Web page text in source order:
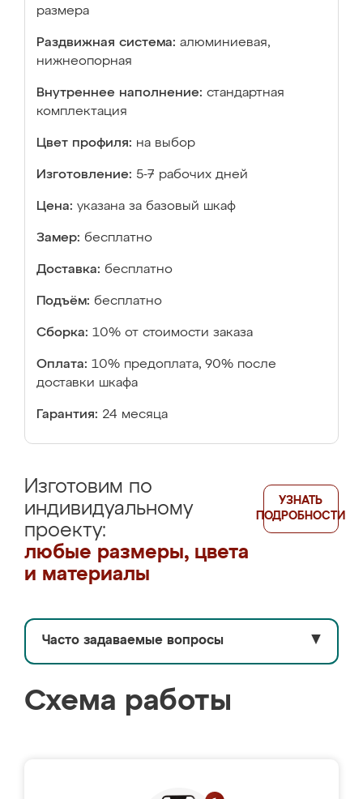
размера
Раздвижная система: алюминиевая,
нижнеопорная
Внутреннее наполнение: стандартная
комплектация
Цвет профиля: на выбор
Изготовление: 5-7 рабочих дней
Цена: указана за базовый шкаф
Замер: бесплатно
Доставка: бесплатно
Подъём: бесплатно
Сборка: 10% от стоимости заказа
Оплата: 10% предоплата, 90% после
доставки шкафа
Гарантия: 24 месяца
Изготовим по
индивидуальному
проекту:
любые размеры, цвета
и материалы
УЗНАТЬ
ПОДРОБНОСТИ
Часто задаваемые вопросы ▼
Схема работы